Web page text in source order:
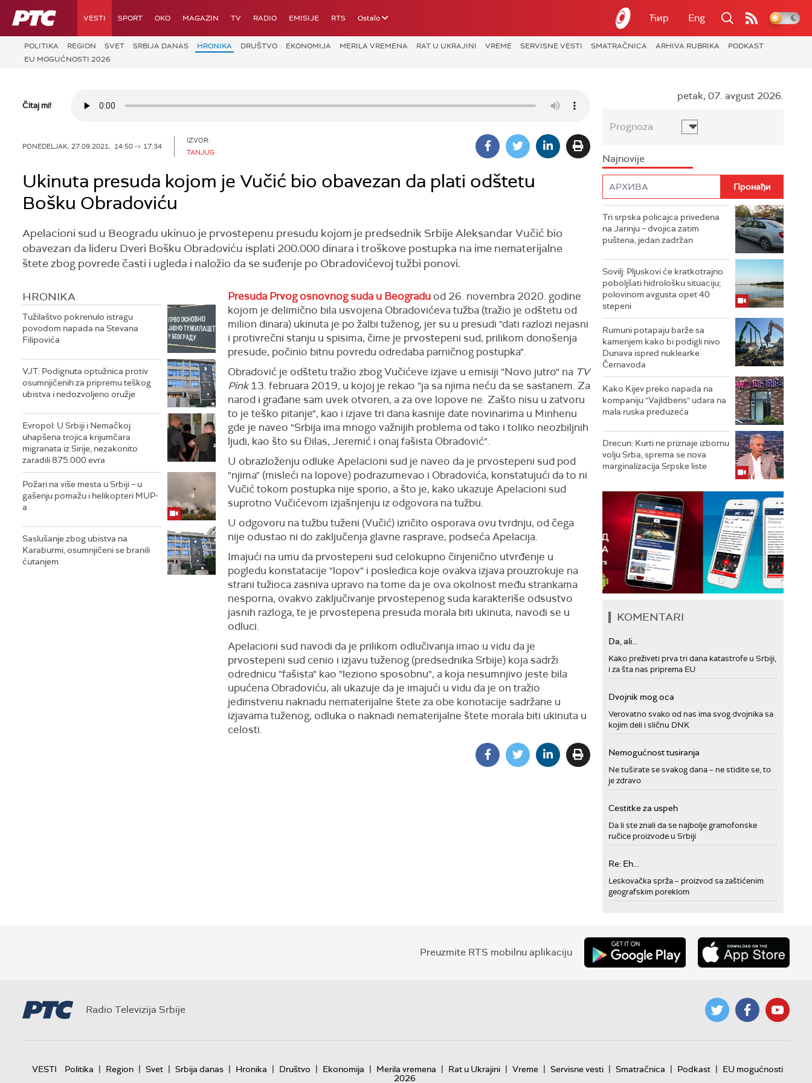
RTS VESTI SPORT OKO MAGAZIN TV RADIO EMISIJE RTS Ostalo Ћир Eng
POLITIKA REGION SVET SRBIJA DANAS HRONIKA DRUŠTVO EKONOMIJA MERILA VREMENA RAT U UKRAJINI VREME SERVISNE VESTI SMATRAČNICA ARHIVA RUBRIKA
PODKAST
EU MOGUĆNOSTI 2026
Čitaj mi!
PONEDELJAK, 27.09.2021, 14:50 -> 17:34
IZVOR:
TANJUG
Ukinuta presuda kojom je Vučić bio obavezan da plati odštetu
Bošku Obradoviću
Apelacioni sud u Beogradu ukinuo je prvostepenu presudu kojom je predsednik Srbije Aleksandar Vučić bio
obavezan da lideru Dveri Bošku Obradoviću isplati 200.000 dinara i troškove postupka na ime nematerijalne
štete zbog povrede časti i ugleda i naložio da se suđenje po Obradovićevoj tužbi ponovi.
HRONIKA
Tužilaštvo pokrenulo istragu
povodom napada na Stevana
Filipovića
VJT: Podignuta optužnica protiv
osumnjičenih za pripremu teškog
ubistva i nedozvoljeno oružje
Evropol: U Srbiji i Nemačkoj
uhapšena trojica krijumčara
migranata iz Sirije, nezakonito
zaradili 875.000 evra
Požari na više mesta u Srbiji – u
gašenju pomažu i helikopteri MUP-
a
Saslušanje zbog ubistva na
Karaburmi, osumnjičeni se branili
ćutanjem
Presuda Prvog osnovnog suda u Beogradu od 26. novembra 2020. godine
kojom je delimično bila usvojena Obradovićeva tužba (tražio je odštetu od
milion dinara) ukinuta je po žalbi tuženog, jer su u presudi "dati razlozi nejasni
i protivrečni stanju u spisima, čime je prvostepeni sud, prilikom donošenja
presude, počinio bitnu povredu odredaba parničnog postupka".
Obradović je odštetu tražio zbog Vučićeve izjave u emisiji "Novo jutro" na TV
Pink13. februara 2019, u kojoj je rekao "ja sa njima neću da se sastanem. Za
narod i građane sam uvek otvoren, a za ove lopove ne. Zašto nisu u zatvoru
to je teško pitanje", kao i izjave tri dana kasnije date novinarima u Minhenu
gde je naveo "Srbija ima mnogo važnijih problema od tako i toliko neozbiljnih
ljudi, kao što su Đilas, Jeremić i onaj fašista Obradović".
U obrazloženju odluke Apelacioni sud je naveo da je prvostepeni sud pod
"njima" (misleći na lopove) podrazumevao i Obradovića, konstatujući da to ni
Vučić tokom postupka nije sporio, a što je, kako ukazuje Apelacioni sud
suprotno Vučićevom izjašnjenju iz odgovora na tužbu.
U odgovoru na tužbu tuženi (Vučić) izričito osporava ovu tvrdnju, od čega
nije odustao ni do zaključenja glavne rasprave, podseća Apelacija.
Imajući na umu da prvostepeni sud celokupno činjenično utvrđenje u
pogledu konstatacije "lopov" i posledica koje ovakva izjava prouzrokuje na
strani tužioca zasniva upravo na tome da je ova okolnost među strankama
nesporna, ovakvo zaključivanje prvostepenog suda karakteriše odsustvo
jasnih razloga, te je prvostepena presuda morala biti ukinuta, navodi se u
odluci.
Apelacioni sud navodi da je prilikom odlučivanja imao u vidu da je
prvostepeni sud cenio i izjavu tuženog (predsednika Srbije) koja sadrži
odrednicu "fašista" kao "leziono sposobnu", a koja nesumnjivo jeste bila
upućena Obradoviću, ali ukazuje da je imajući u vidu da je on tražio
jedinstvenu naknadu nematerijalne štete za obe konotacije sadržane u
izjavama tuženog, odluka o naknadi nematerijalne štete morala biti ukinuta u
celosti.
petak, 07. avgust 2026.
Prognoza
Najnovije
Tri srpska policajca privedena
na Jarinju – dvojica zatim
puštena, jedan zadržan
Sovilj: Pljuskovi će kratkotrajno
poboljšati hidrološku situaciju;
polovinom avgusta opet 40
stepeni
Rumuni potapaju barže sa
kamenjem kako bi podigli nivo
Dunava ispred nuklearke
Černavoda
Kako Kijev preko napada na
kompaniju "Vajldberis" udara na
mala ruska preduzeća
Drecun: Kurti ne priznaje izbornu
volju Srba, sprema se nova
marginalizacija Srpske liste
KOMENTARI
Da, ali...
Kako preživeti prva tri dana katastrofe u Srbiji,
i za šta nas priprema EU
Dvojnik mog oca
Verovatno svako od nas ima svog dvojnika sa
kojim deli i sličnu DNK
Nemogućnost tusiranja
Ne tuširate se svakog dana – ne stidite se, to
je zdravo
Cestitke za uspeh
Da li ste znali da se najbolje gramofonske
ručice proizvode u Srbiji
Re: Eh...
Leskovačka sprža – proizvod sa zaštićenim
geografskim poreklom
Preuzmite RTS mobilnu aplikaciju
Radio Televizija Srbije
VESTI Politika | Region | Svet | Srbija danas | Hronika | Društvo | Ekonomija | Merila vremena | Rat u Ukrajini | Vreme | Servisne vesti | Smatračnica | Podkast | EU mogućnosti
2026